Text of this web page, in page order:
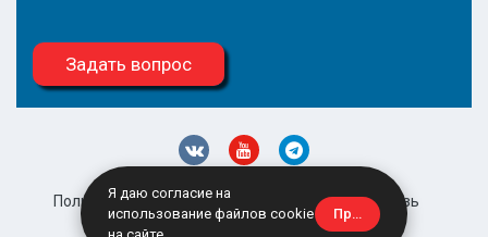
Задать вопрос
Политика конфиденциальности
Обратная связь
site@prizyvanet.ru
Я даю согласие на
использование файлов cookie
Принять